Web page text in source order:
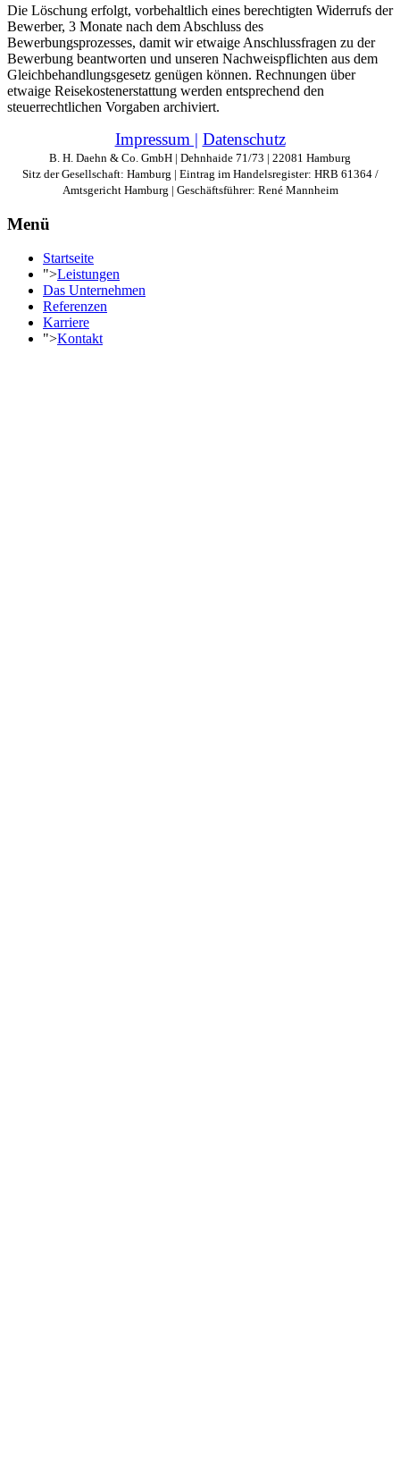
Die Löschung erfolgt, vorbehaltlich eines berechtigten Widerrufs der
Bewerber, 3 Monate nach dem Abschluss des
Bewerbungsprozesses, damit wir etwaige Anschlussfragen zu der
Bewerbung beantworten und unseren Nachweispflichten aus dem
Gleichbehandlungsgesetz genügen können. Rechnungen über
etwaige Reisekostenerstattung werden entsprechend den
steuerrechtlichen Vorgaben archiviert.
Impressum | Datenschutz
B. H. Daehn & Co. GmbH | Dehnhaide 71/73 | 22081 Hamburg
Sitz der Gesellschaft: Hamburg | Eintrag im Handelsregister: HRB 61364 /
Amtsgericht Hamburg | Geschäftsführer: René Mannheim
Menü
Startseite
">Leistungen
Das Unternehmen
Referenzen
Karriere
">Kontakt